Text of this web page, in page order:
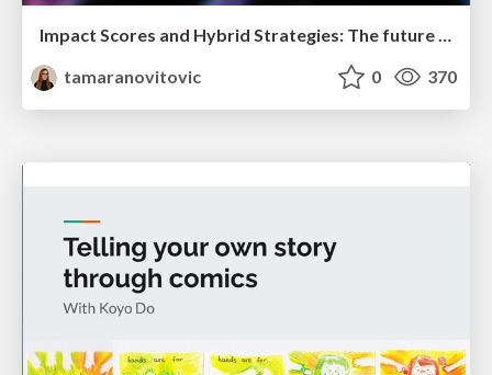
Impact Scores and Hybrid Strategies: The future of link building
tamaranovitovic
0 370